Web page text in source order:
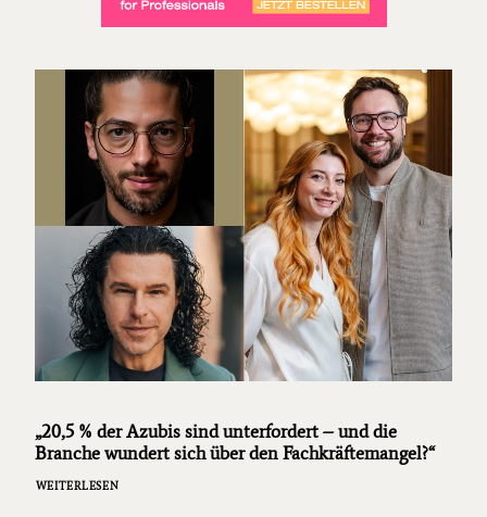
„20,5 % der Azubis sind unterfordert – und die
Branche wundert sich über den Fachkräftemangel?“
WEITERLESEN